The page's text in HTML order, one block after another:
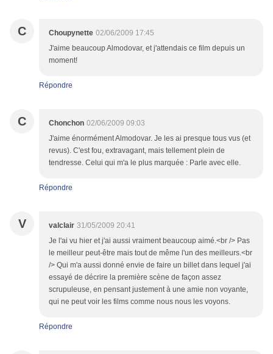
C Choupynette 02/06/2009 17:45
J'aime beaucoup Almodovar, et j'attendais ce film depuis un
moment!
Répondre
C Chonchon 02/06/2009 09:03
J'aime énormément Almodovar. Je les ai presque tous vus (et
revus). C'est fou, extravagant, mais tellement plein de
tendresse. Celui qui m'a le plus marquée : Parle avec elle.
Répondre
V valclair 31/05/2009 20:41
Je l'ai vu hier et j'ai aussi vraiment beaucoup aimé.<br /> Pas
le meilleur peut-être mais tout de même l'un des meilleurs.<br
/> Qui m'a aussi donné envie de faire un billet dans lequel j'ai
essayé de décrire la première scène de façon assez
scrupuleuse, en pensant justement à une amie non voyante,
qui ne peut voir les films comme nous nous les voyons.
Répondre